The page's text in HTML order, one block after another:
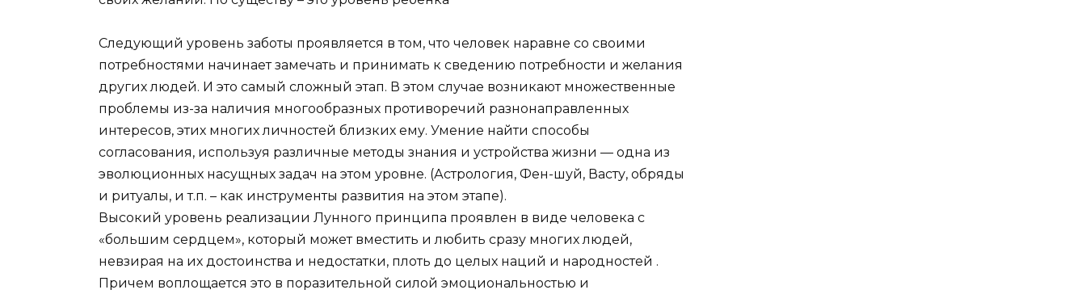
Следующий уровень заботы проявляется в том, что человек наравне со своими
потребностями начинает замечать и принимать к сведению потребности и желания
других людей. И это самый сложный этап. В этом случае возникают множественные
проблемы из-за наличия многообразных противоречий разнонаправленных
интересов, этих многих личностей близких ему. Умение найти способы
согласования, используя различные методы знания и устройства жизни — одна из
эволюционных насущных задач на этом уровне. (Астрология, Фен-шуй, Васту, обряды
и ритуалы, и т.п. – как инструменты развития на этом этапе).
Высокий уровень реализации Лунного принципа проявлен в виде человека с
«большим сердцем», который может вместить и любить сразу многих людей,
невзирая на их достоинства и недостатки, плоть до целых наций и народностей .
Причем воплощается это в поразительной силой эмоциональностью и